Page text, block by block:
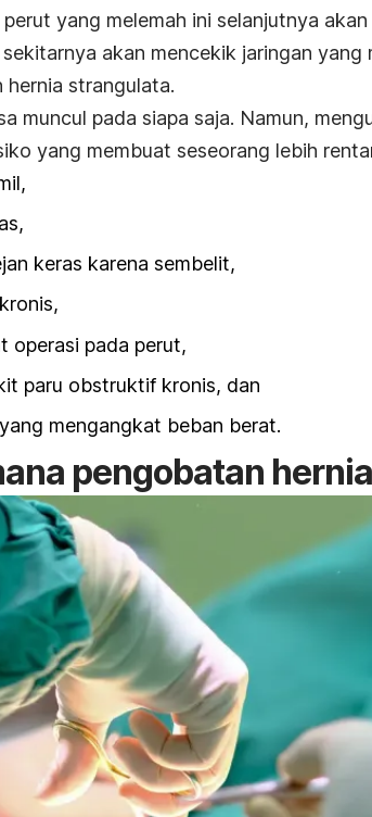
yang melemah ini selanjutnya akan
akan mencekik jaringan yang
hernia strangulata.
muncul pada siapa saja. Namun,
yang membuat seseorang lebih
keras karena sembelit,
operasi pada perut,
paru obstruktif kronis, dan
mengangkat beban berat.
pengobatan